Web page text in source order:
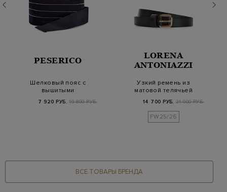
PESERICO
Шелковый пояс с
вышитыми
цепочками
7 920 РУБ. 19 800 РУБ.
LORENA
ANTONIAZZI
Узкий ремень из
матовой телячьей
14 700 РУБ. 21 000 РУБ.
FW25/26
ВСЕ ТОВАРЫ БРЕНДА